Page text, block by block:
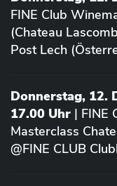
FINE Club
(Chateau
Post Lech
Donnerstag, 12.
17.00 Uhr | FINE
Masterclass
@FINE CLUB